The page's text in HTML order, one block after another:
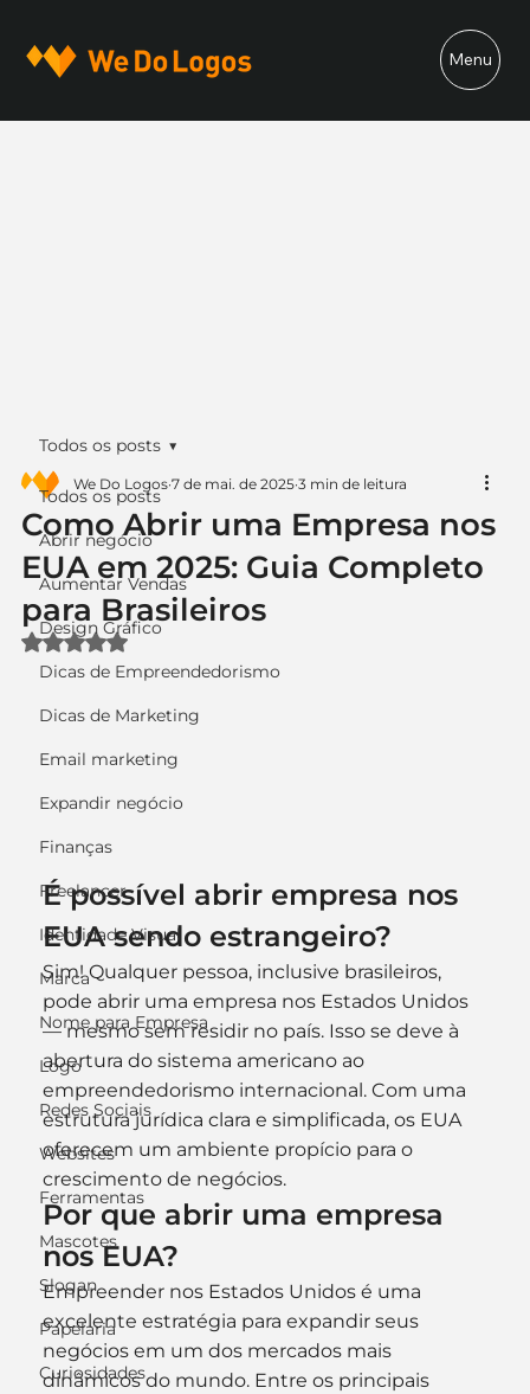
Menu
Todos os posts
Abrir negócio
Aumentar Vendas
Design Gráfico
Dicas de Empreendedorismo
Dicas de Marketing
Email marketing
Expandir negócio
Finanças
Freelancer
Identidade Visual
Marca
Nome para Empresa
Logo
Redes Sociais
Websites
Ferramentas
Mascotes
Slogan
Papelaria
Curiosidades
Todos os posts
Como Abrir uma Empresa nos
EUA em 2025: Guia Completo
para Brasileiros
We Do Logos 7 de mai. de 2025 3 min de leitura
Avaliado com NaN de 5 estrelas.
É possível abrir empresa nos
EUA sendo estrangeiro?
Sim! Qualquer pessoa, inclusive brasileiros,
pode abrir uma empresa nos Estados Unidos
— mesmo sem residir no país. Isso se deve à
abertura do sistema americano ao
empreendedorismo internacional. Com uma
estrutura jurídica clara e simplificada, os EUA
oferecem um ambiente propício para o
crescimento de negócios.
Por que abrir uma empresa
nos EUA?
Empreender nos Estados Unidos é uma
excelente estratégia para expandir seus
negócios em um dos mercados mais
dinâmicos do mundo. Entre os principais